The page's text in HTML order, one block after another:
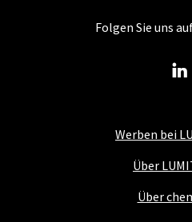
Werben bei
Über
Über
Folgen Sie uns